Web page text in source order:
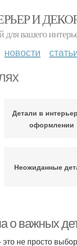
И
для вашего
новости
Детали в
оформлении
Неожиданные
о важных
не просто